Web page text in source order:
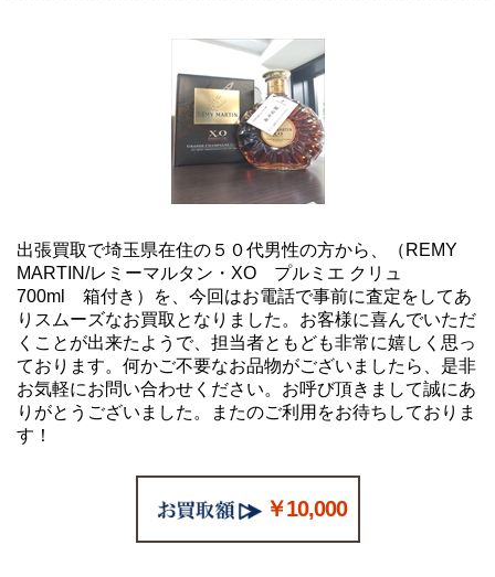
出張買取で埼玉県在住の５０代男性の方から、（REMY
MARTIN/レミーマルタン・XO プルミエ クリュ
700ml 箱付き）を、今回はお電話で事前に査定をしてあ
りスムーズなお買取となりました。お客様に喜んでいただ
くことが出来たようで、担当者ともども非常に嬉しく思っ
ております。何かご不要なお品物がございましたら、是非
お気軽にお問い合わせください。お呼び頂きまして誠にあ
りがとうございました。またのご利用をお待ちしておりま
す！
￥10,000